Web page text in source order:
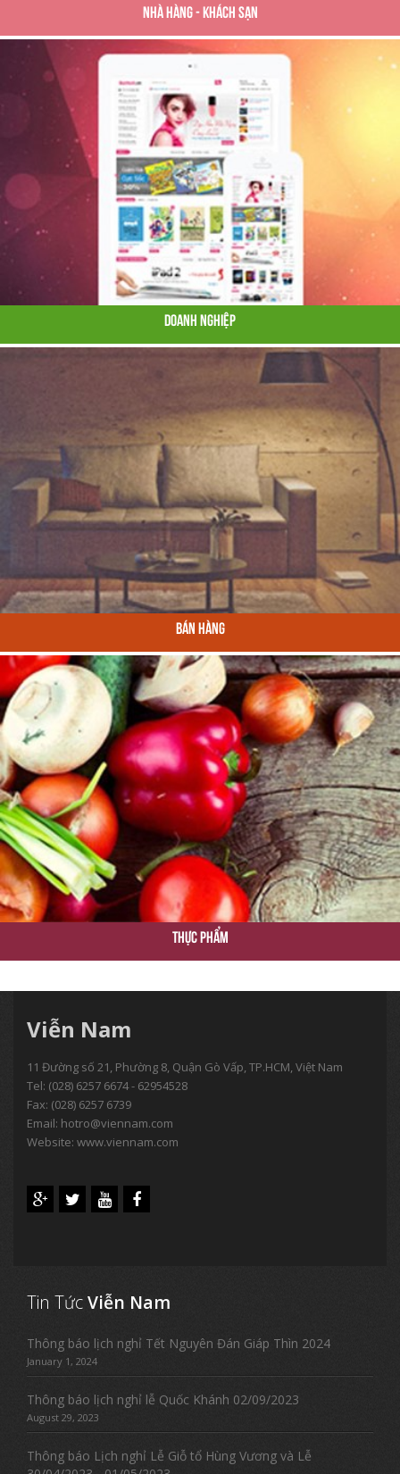
Nhà Hàng - Khách Sạn
Doanh Nghiệp
Bán Hàng
Thực Phẩm
Viễn Nam
11 Đường số 21, Phường 8, Quận Gò Vấp, TP.HCM, Việt Nam
Tel: (028) 6257 6674 - 62954528
Fax: (028) 6257 6739
Email: hotro@viennam.com
Website: www.viennam.com
Tin TứcViễn Nam
Thông báo lịch nghỉ Tết Nguyên Đán Giáp Thìn 2024
January 1, 2024
Thông báo lịch nghỉ lễ Quốc Khánh 02/09/2023
August 29, 2023
Thông báo Lịch nghỉ Lễ Giỗ tổ Hùng Vương và Lễ